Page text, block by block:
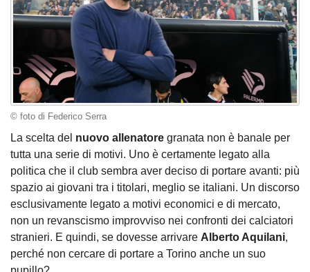
© foto di Federico Serra
La scelta del nuovo allenatore granata non è banale per
tutta una serie di motivi. Uno è certamente legato alla
politica che il club sembra aver deciso di portare avanti: più
spazio ai giovani tra i titolari, meglio se italiani. Un discorso
esclusivamente legato a motivi economici e di mercato,
non un revanscismo improvviso nei confronti dei calciatori
stranieri. E quindi, se dovesse arrivare Alberto Aquilani,
perché non cercare di portare a Torino anche un suo